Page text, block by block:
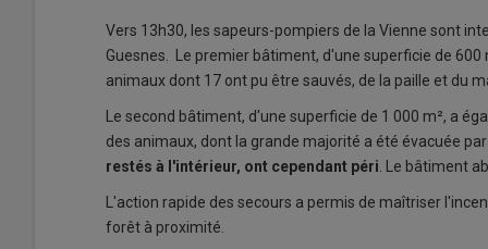
Vers 13h30, les sapeurs-pompiers de la Vienne sont
Guesnes. Le premier bâtiment, d'une superficie de
animaux dont 17 ont pu être sauvés, de la paille et du
Le second bâtiment, d'une superficie de 1 000 m², a
des animaux, dont la grande majorité a été évacuée
restés à l'intérieur, ont cependant péri. Le bâtiment
L'action rapide des secours a permis de maîtriser
forêt à proximité.